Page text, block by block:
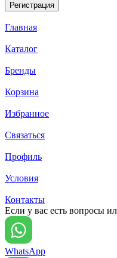
Главная
Каталог
Бренды
Корзина
Избранное
Связаться
Профиль
Условия
Контакты
Если у вас есть вопросы
WhatsApp